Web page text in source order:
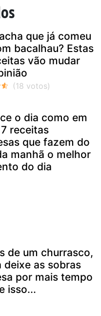
que já comeu
bacalhau? Estas
vão mudar
o dia como em
receitas
que fazem do
manhã o melhor
do dia
de um churrasco,
deixe as sobras
por mais tempo
isso...